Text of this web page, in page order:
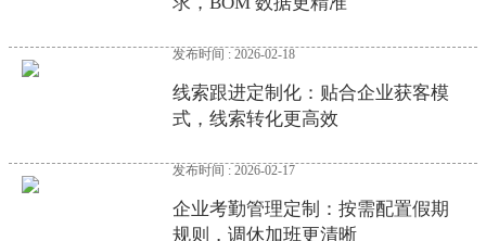
发布时间 : 2026-02-18
线索跟进定制化：贴合企业获客模
式，线索转化更高效
发布时间 : 2026-02-17
企业考勤管理定制：按需配置假期
规则，调休加班更清晰